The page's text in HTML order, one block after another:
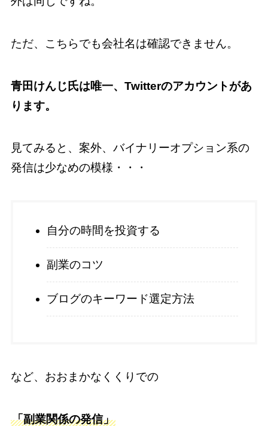
ただ、こちらでも会社名は確認できません。
青田けんじ氏は唯一、Twitterのアカウントがあ
ります。
見てみると、案外、バイナリーオプション系の
発信は少なめの模様・・・
自分の時間を投資する
副業のコツ
ブログのキーワード選定方法
など、おおまかなくくりでの
「副業関係の発信」